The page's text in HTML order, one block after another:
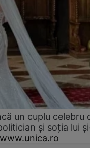
un cuplu celebru
și soția lui
www.unica.ro